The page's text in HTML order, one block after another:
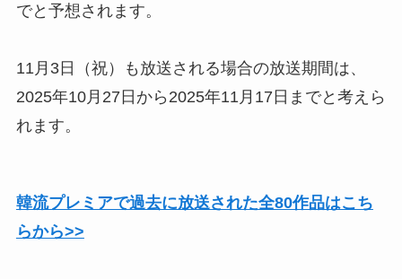
でと予想されます。
11月3日（祝）も放送される場合の放送期間は、
2025年10月27日から2025年11月17日までと考えら
れます。
韓流プレミアで過去に放送された全80作品はこち
らから>>